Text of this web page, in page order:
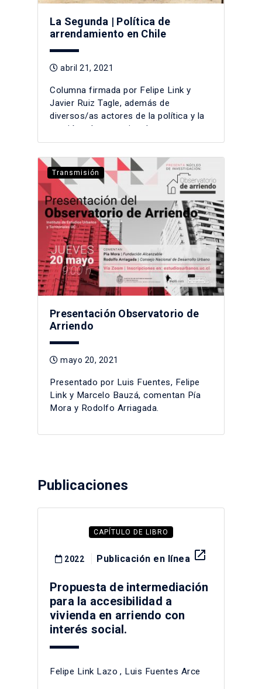
La Segunda | Política de
arrendamiento en Chile
abril 21, 2021
Columna firmada por Felipe Link y
Javier Ruiz Tagle, además de
diversos/as actores de la política y la
gestión urbana nacional.
Transmisión
Presentación Observatorio de
Arriendo
mayo 20, 2021
Presentado por Luis Fuentes, Felipe
Link y Marcelo Bauzá, comentan Pía
Mora y Rodolfo Arriagada.
Publicaciones
CAPÍTULO DE LIBRO
2022 Publicación en línea launch
Propuesta de intermediación
para la accesibilidad a
vivienda en arriendo con
interés social.
Felipe Link Lazo , Luis Fuentes Arce